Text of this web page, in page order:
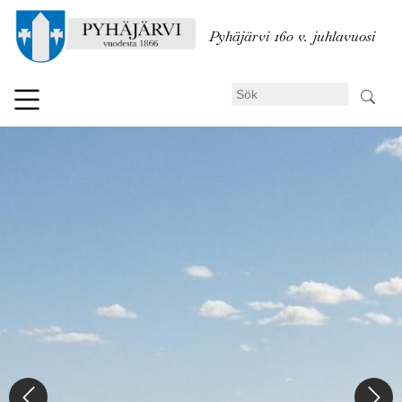
till
Pyhäjärvi 160 v. juhlavuosi
Sök